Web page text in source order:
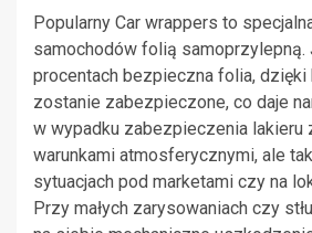
Popularny Car wrappers to
samochodów folią
procentach bezpieczna folia, dzięki
zostanie zabezpieczone, co daje
w wypadku zabezpieczenia lakieru
warunkami atmosferycznymi, ale
sytuacjach pod marketami czy na
Przy małych zarysowaniach czy